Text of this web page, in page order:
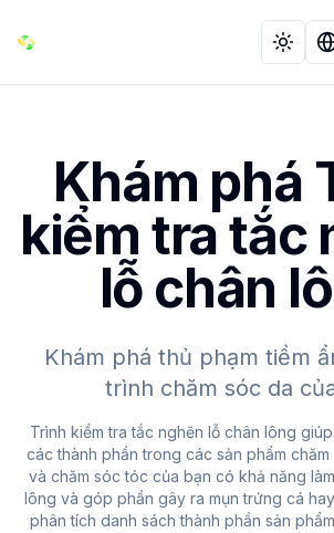
Khám phá
kiểm tra tắc
lỗ chân
Khám phá thủ phạm tiềm
trình chăm sóc da
Trình kiểm tra tắc nghẽn lỗ chân lông
các thành phần trong các sản phẩm
và chăm sóc tóc của bạn có khả năng
lông và góp phần gây ra mụn trứng cá
phân tích danh sách thành phần sản